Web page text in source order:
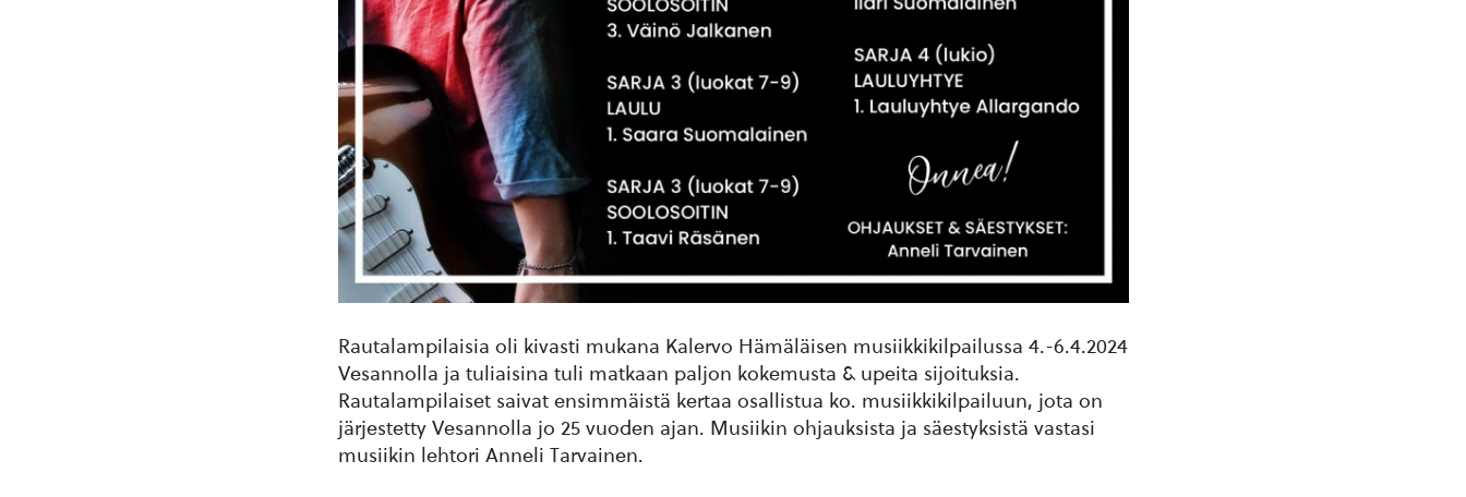
Rautalampilaisia oli kivasti mukana Kalervo Hämäläisen musiikkikilpailussa 4.-6.4.2024
Vesannolla ja tuliaisina tuli matkaan paljon kokemusta & upeita sijoituksia.
Rautalampilaiset saivat ensimmäistä kertaa osallistua ko. musiikkikilpailuun, jota on
järjestetty Vesannolla jo 25 vuoden ajan. Musiikin ohjauksista ja säestyksistä vastasi
musiikin lehtori Anneli Tarvainen.